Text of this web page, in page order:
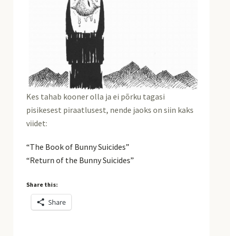
Kes tahab kooner olla ja ei põrku tagasi
pisikesest piraatlusest, nende jaoks on siin kaks
viidet:
“The Book of Bunny Suicides”
“Return of the Bunny Suicides”
Share this:
Share